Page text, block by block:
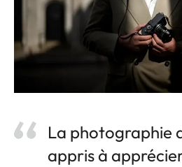
La photographie
appris à